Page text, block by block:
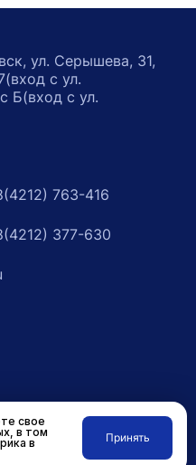
ул. Серышева, 31,
с ул.
Б(вход с ул.
763-416
377-630
Разработано вRASA
свое
в том
в
Принять